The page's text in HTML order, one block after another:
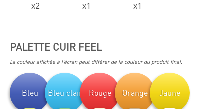
x2 x1 x1
PALETTE CUIR FEEL
La couleur affichée à l'écran peut différer de la couleur du produit final.
Bleu Bleu clair Rouge Orange Jaune